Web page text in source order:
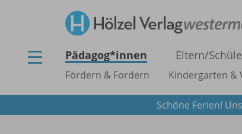
Pädagog*innen Eltern/
Fördern & Fordern Kindergarten &
Schöne Ferien!